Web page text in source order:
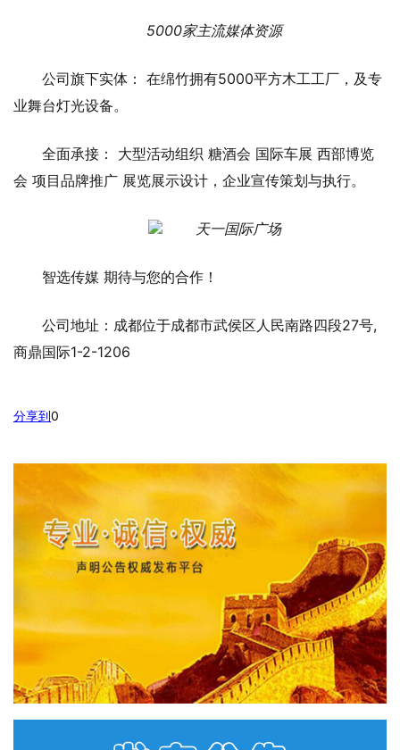
5000家主流媒体资源
公司旗下实体： 在绵竹拥有5000平方木工工厂，及专
业舞台灯光设备。
全面承接： 大型活动组织 糖酒会 国际车展 西部博览
会 项目品牌推广 展览展示设计，企业宣传策划与执行。
天一国际广场
智选传媒 期待与您的合作！
公司地址：成都位于成都市武侯区人民南路四段27号,
商鼎国际1-2-1206
分享到0